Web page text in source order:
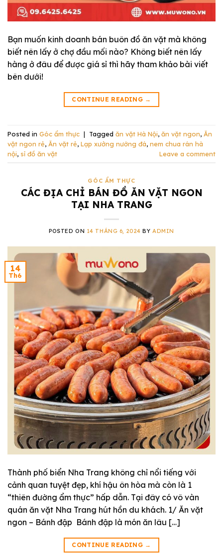
Bạn muốn kinh doanh bán buôn đồ ăn vặt mà không
biết nên lấy ở chợ đầu mối nào? Không biết nên lấy
hàng ở đâu để được giá sỉ thì hãy tham khảo bài viết
bên dưới!
CONTINUE READING →
Posted in Góc ẩm thực | Tagged ăn vặt Hà Nội, ăn vặt ngon, Ăn
vặt ngon rẻ, Ăn vặt rẻ, Lạp xưởng nướng đá, nem chua rán hà
nội, sỉ đồ ăn vặt Leave a comment
GÓC ẨM THỰC
CÁC ĐỊA CHỈ BÁN ĐỒ ĂN VẶT NGON
TẠI NHA TRANG
POSTED ON 14 THÁNG 6, 2024 BY ADMIN
14
Th6
Thành phố biển Nha Trang không chỉ nổi tiếng với
cảnh quan tuyệt đẹp, khí hậu ôn hòa mà còn là 1
“thiên đường ẩm thực” hấp dẫn. Tại đây có vô vàn
quán ăn vặt Nha Trang hút hồn du khách. 1/ Ăn vặt
ngon – Bánh đập Bánh đập là món ăn lâu […]
CONTINUE READING →